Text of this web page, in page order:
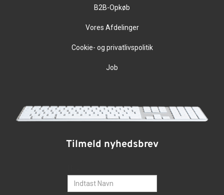
B2B-Opkøb
Vores Afdelinger
Cookie- og privatlivspolitik
Job
Tilmeld nyhedsbrev